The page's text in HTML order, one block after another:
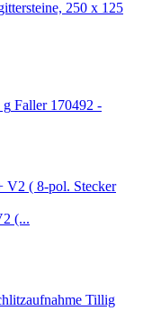
Faller 170492 -
(...
Tillig